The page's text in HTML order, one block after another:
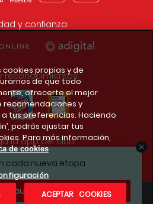
cada nueva etapa
apuntas?
y confianza:
reconocimientos:
la app del club
cookies propias y de
de que todo
ofrecerte el mejor
recomendaciones y
tus preferencias. Haciendo
podrás ajustar tus
Para más información,
de cookies
ACEPTAR COOKIES